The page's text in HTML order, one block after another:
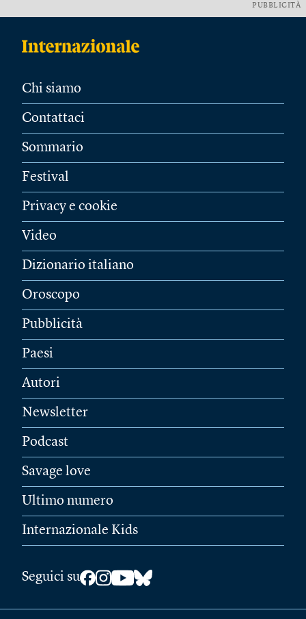
PUBBLICITÀ
Chi siamo
Contattaci
Sommario
Festival
Privacy e cookie
Video
Dizionario italiano
Oroscopo
Pubblicità
Paesi
Autori
Newsletter
Podcast
Savage love
Ultimo numero
Internazionale Kids
Seguici su